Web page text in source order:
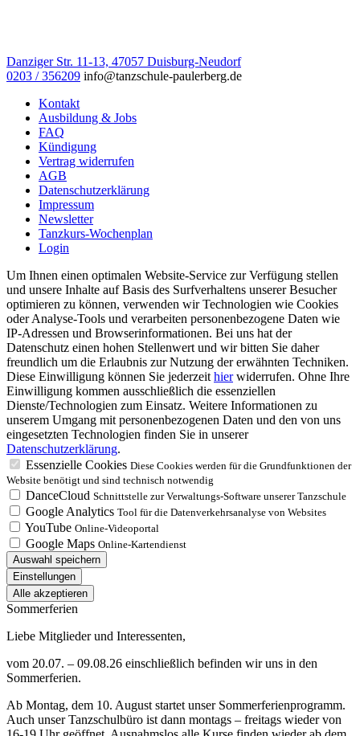
Danziger Str. 11-13, 47057 Duisburg-Neudorf
0203 / 356209 info@tanzschule-paulerberg.de
Kontakt
Ausbildung & Jobs
FAQ
Kündigung
Vertrag widerrufen
AGB
Datenschutzerklärung
Impressum
Newsletter
Tanzkurs-Wochenplan
Login
Um Ihnen einen optimalen Website-Service zur Verfügung stellen
und unsere Inhalte auf Basis des Surfverhaltens unserer Besucher
optimieren zu können, verwenden wir Technologien wie Cookies
oder Analyse-Tools und verarbeiten personenbezogene Daten wie
IP-Adressen und Browserinformationen. Bei uns hat der
Datenschutz einen hohen Stellenwert und wir bitten Sie daher
freundlich um die Erlaubnis zur Nutzung der erwähnten Techniken.
Diese Einwilligung können Sie jederzeit hierwiderrufen. Ohne Ihre
Einwilligung kommen ausschließlich die essenziellen
Dienste/Technologien zum Einsatz. Weitere Informationen zu
unserem Umgang mit personenbezogenen Daten und den von uns
eingesetzten Technologien finden Sie in unserer
Datenschutzerklärung.
Essenzielle Cookies Diese Cookies werden für die Grundfunktionen der
Website benötigt und sind technisch notwendig
DanceCloud Schnittstelle zur Verwaltungs-Software unserer Tanzschule
Google Analytics Tool für die Datenverkehrsanalyse von Websites
YouTube Online-Videoportal
Google Maps Online-Kartendienst
Auswahl speichern
Einstellungen
Alle akzeptieren
Sommerferien
Liebe Mitglieder und Interessenten,
vom 20.07. – 09.08.26 einschließlich befinden wir uns in den
Sommerferien.
Ab Montag, dem 10. August startet unser Sommerferienprogramm.
Auch unser Tanzschulbüro ist dann montags – freitags wieder von